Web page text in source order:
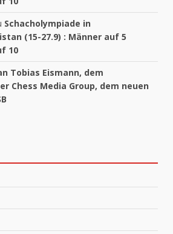
Schacholympiade in
(15-27.9) : Männer auf 5
10
Tobias Eismann, dem
Chess Media Group, dem neuen